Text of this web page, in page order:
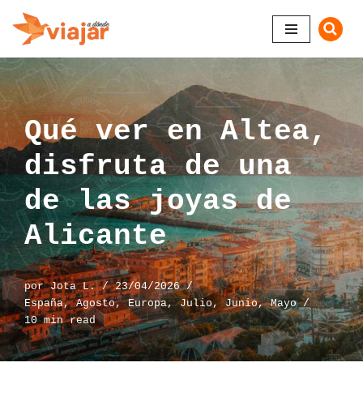
Saltar
al
contenido
Qué ver en Altea,
disfruta de una
de las joyas de
Alicante
porJota L.
23/04/2026
España,Agosto,Europa,Julio,Junio,Mayo
10 min read